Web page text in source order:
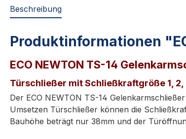
Beschreibung
Produktinformationen
ECO NEWTON TS-14
Türschließer mit Schließkraftgröße 1, 2,
Der ECO NEWTON TS-14
Umsetzen Türschließer können die
Bauhöhe beträgt nur 38mm und der